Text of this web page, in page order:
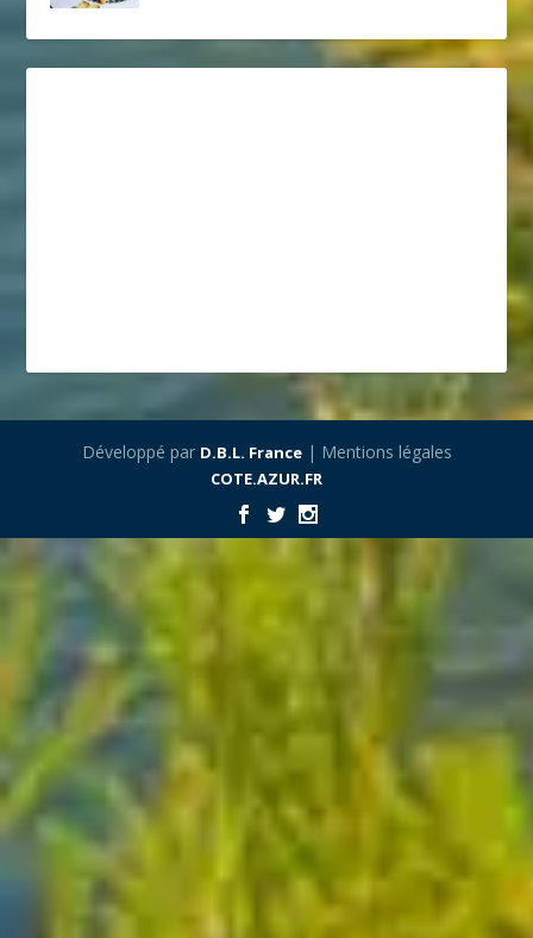
Développé par D.B.L. France| Mentions légales
COTE.AZUR.FR